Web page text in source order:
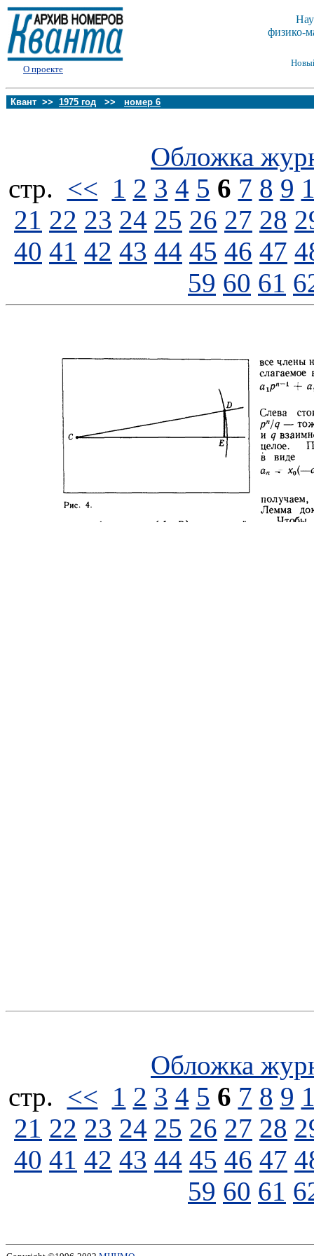
О проекте
физико-
Квант >> 1975 год >> номер 6
Обложка
стp. << 1 2 3 4 5 6 7 8 9
21 22 23 24 25 26 27 28
40 41 42 43 44 45 46 47
59 60 61
Обложка
стp. << 1 2 3 4 5 6 7 8 9
21 22 23 24 25 26 27 28
40 41 42 43 44 45 46 47
59 60 61